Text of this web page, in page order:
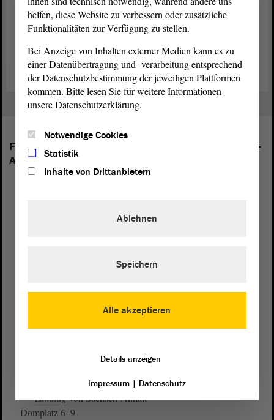
Gebäudekomplex Modernisierungsarbeiten statt, durch die die
technischen Leitungen auf die sich stark veränderten Standards in
der Datenkommunikation angepasst wurden. Weitere
zur Neugestaltung unter anderem des Haupteingangs statt.
Folgende Fraktionen sind im Landtag von Sachsen-
Anhalt vertreten:
Landtagvon Sachsen-Anhalt
Domplatz 6–9
helfen, diese Website zu verbessern oder zusätzliche
Funktionalitäten zur Verfügung zu stellen.
Bei Anzeige von Inhalten externer Medien kann es zu
einer Datenübertragung und -verarbeitung entsprechend
der Datenschutzbestimmung der jeweiligen Plattformen
kommen. Bitte lesen Sie für weitere Informationen
unsere Datenschutzerklärung.
Notwendige Cookies
Statistik
Inhalte von Drittanbietern
Alle akzeptieren
Ablehnen
Speichern
Details anzeigen
Impressum| Datenschutz